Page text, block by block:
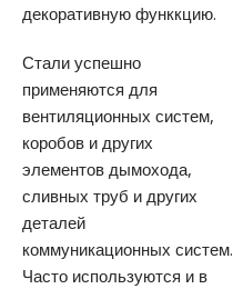
декоративную функкцию.
Стали успешно
применяются для
вентиляционных систем,
коробов и других
элементов дымохода,
сливных труб и других
деталей
коммуникационных систем.
Часто используются и в